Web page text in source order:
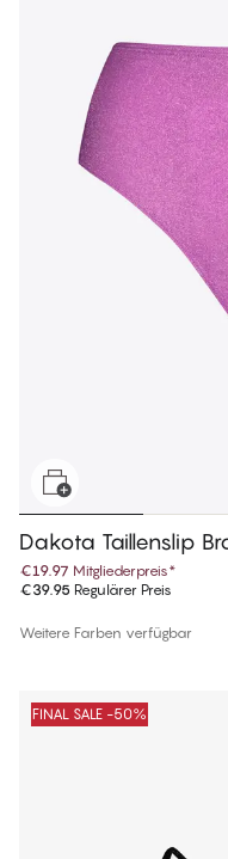
Dakota Taillenslip
€19.97 Mitgliederpreis*
€39.95 Regulärer Preis
Weitere Farben verfügbar
FINAL SALE -50%